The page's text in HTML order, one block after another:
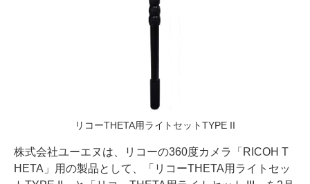
リコーTHETA用ライトセットTYPE II
株式会社ユーエヌは、リコーの360度カメラ「RICOH T
HETA」用の製品として、「リコーTHETA用ライトセッ